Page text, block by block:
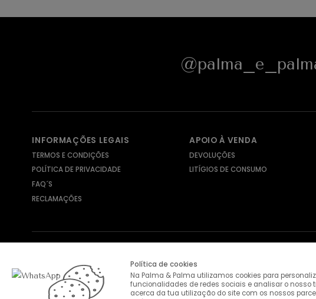
INFORMAÇÕES LEGAIS
TERMOS E CONDIÇÕES
POLÍTICA DE PRIVACIDADE
FAQ´S
RECLAMAÇÕES
APOIO À VENDA
DEVOLUÇÕES
LITÍGIOS DE CONSUMO
MÉTODOS DE PAGAMENTO
Política de cookies
Na Palma & Palma utilizamos cookies para
funcionalidades de redes sociais e analisar o
acerca da tua utilização do site com os nossos